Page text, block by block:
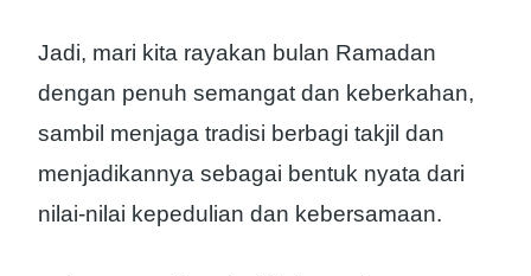
Jadi, mari kita rayakan bulan Ramadan
dengan penuh semangat dan keberkahan,
sambil menjaga tradisi berbagi takjil dan
menjadikannya sebagai bentuk nyata dari
nilai-nilai kepedulian dan kebersamaan.